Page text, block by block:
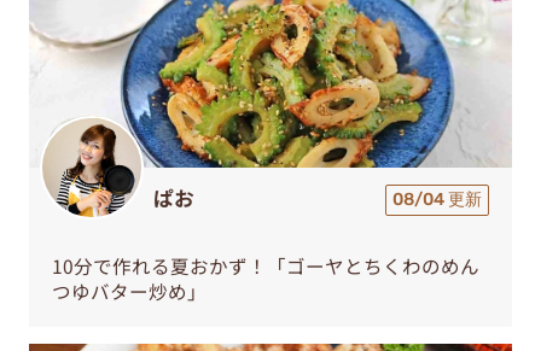
ぱお 08/04 更新
10分で作れる夏おかず！「ゴーヤとちくわのめん
つゆバター炒め」